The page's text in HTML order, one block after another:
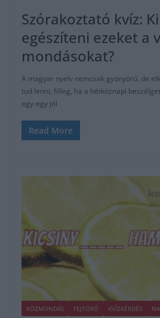
Szórakoztató kvíz:
egészíteni ezeket a
mondásokat?
A magyar nyelv nemcsak gyönyörű, de
tud lenni, főleg, ha a hétköznapi
egy-egy jól
Read More
KÖZMONDÁS FEJTÖRŐ KVÍZKÉRDÉS